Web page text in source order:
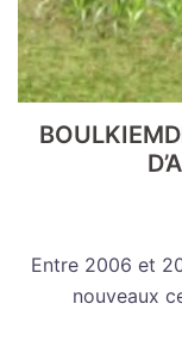
Entre 2006 et
nouveaux